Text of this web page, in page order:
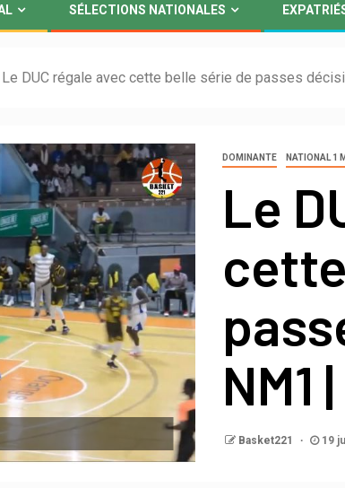
SÉLECTIONS NATIONALES
Le DUC régale avec cette belle série de passes
DOMINANTE NATIONAL 1
Le
NM1
Basket221 19